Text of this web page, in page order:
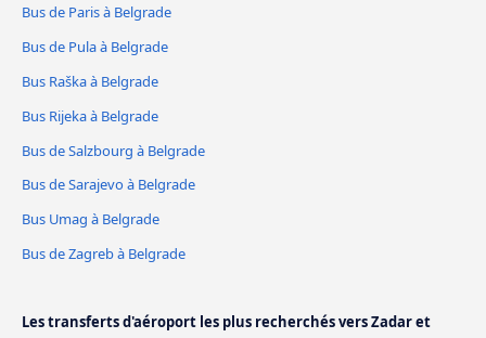
Bus de Paris à Belgrade
Bus de Pula à Belgrade
Bus Raška à Belgrade
Bus Rijeka à Belgrade
Bus de Salzbourg à Belgrade
Bus de Sarajevo à Belgrade
Bus Umag à Belgrade
Bus de Zagreb à Belgrade
Les transferts d'aéroport les plus recherchés vers Zadar et